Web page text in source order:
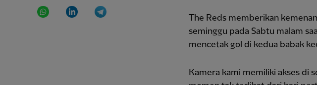
WhatsAppLinkedIn
The Reds memberikan
seminggu pada Sabtu malam
mencetak gol di kedua babak
Kamera kami memiliki akses di